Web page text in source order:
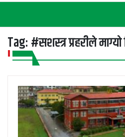
Tag: #सशस्त्र प्रहरीले